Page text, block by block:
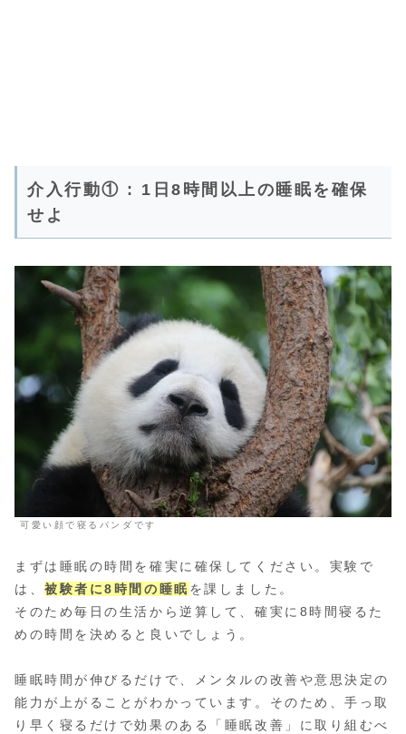
介入行動① : 1日8時間以上の睡眠を確保
せよ
可愛い顔で寝るパンダです
まずは睡眠の時間を確実に確保してください。実験で
は、被験者に8時間の睡眠 を課しました。
そのため毎日の生活から逆算して、確実に8時間寝るた
めの時間を決めると良いでしょう。
睡眠時間が伸びるだけで、メンタルの改善や意思決定の
能力が上がることがわかっています。そのため、手っ取
り早く寝るだけで効果のある「睡眠改善」に取り組むべ